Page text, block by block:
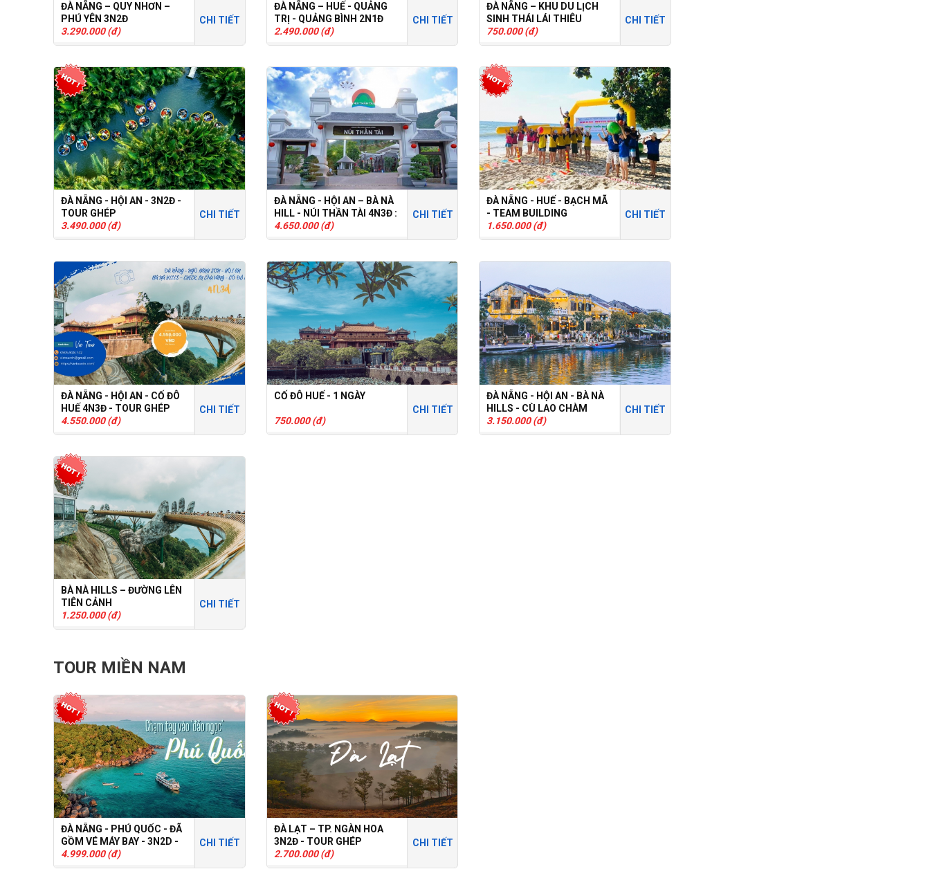
ĐÀ NẴNG – QUY NHƠN –
PHÚ YÊN 3N2Đ
3.290.000 (đ)
CHI TIẾT
ĐÀ NẴNG – HUẾ - QUẢNG
TRỊ - QUẢNG BÌNH 2N1Đ
2.490.000 (đ)
CHI TIẾT
ĐÀ NẴNG – KHU DU LỊCH
SINH THÁI LÁI THIÊU
750.000 (đ)
CHI TIẾT
ĐÀ NẴNG - HỘI AN - 3N2Đ -
TOUR GHÉP
3.490.000 (đ)
CHI TIẾT
ĐÀ NẴNG - HỘI AN – BÀ NÀ
HILL - NÚI THẦN TÀI 4N3Đ :
TOUR GHÉP
4.650.000 (đ)
CHI TIẾT
ĐÀ NẴNG - HUẾ - BẠCH MÃ
- TEAM BUILDING
1.650.000 (đ)
CHI TIẾT
ĐÀ NẴNG - HỘI AN - CỐ ĐÔ
HUẾ 4N3Đ - TOUR GHÉP
4.550.000 (đ)
CHI TIẾT
CỐ ĐÔ HUẾ - 1 NGÀY
750.000 (đ)
CHI TIẾT
ĐÀ NẴNG - HỘI AN - BÀ NÀ
HILLS - CÙ LAO CHÀM
3N2Đ
3.150.000 (đ)
CHI TIẾT
BÀ NÀ HILLS – ĐƯỜNG LÊN
TIÊN CẢNH
1.250.000 (đ)
CHI TIẾT
TOUR MIỀN NAM
ĐÀ NẴNG - PHÚ QUỐC - ĐÃ
GỒM VÉ MÁY BAY - 3N2D -
TOUR GHÉP
4.999.000 (đ)
CHI TIẾT
ĐÀ LẠT – TP. NGÀN HOA
3N2Đ - TOUR GHÉP
2.700.000 (đ)
CHI TIẾT